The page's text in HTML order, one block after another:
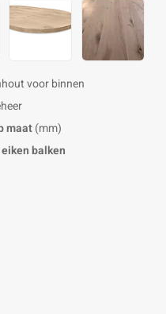
voor binnen
maat(mm)
balken